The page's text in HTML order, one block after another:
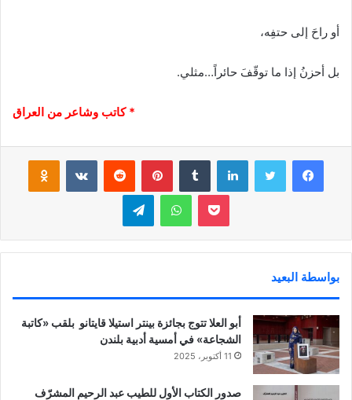
أو راحَ إلى حتفِه،
بل أحزنُ إذا ما توقّفَ حائراً…مثلي.
* كاتب وشاعر من العراق
فيسبوك لينكدإن بينتيريست
بوكيت واتساب تيلقرام
بواسطة البعيد
أبو العلا تتوج بجائزة بينتر استيلا قايتانو بلقب «كاتبة
الشجاعة» في أمسية أدبية بلندن
11 أكتوبر، 2025
صدور الكتاب الأول للطيب عبد الرحيم المشرّف